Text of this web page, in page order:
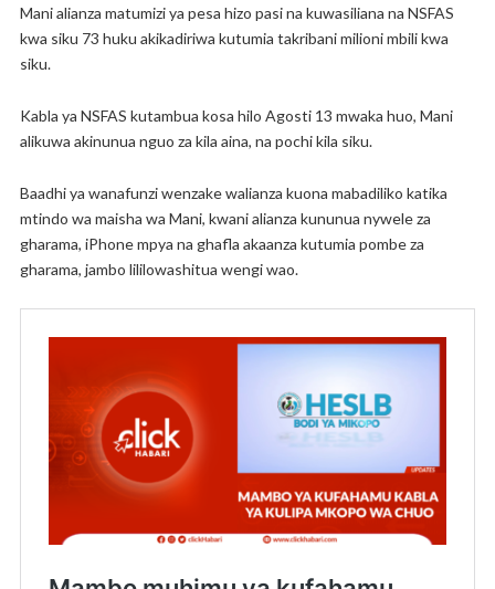
Mani alianza matumizi ya pesa hizo pasi na kuwasiliana na NSFAS
kwa siku 73 huku akikadiriwa kutumia takribani milioni mbili kwa
siku.
Kabla ya NSFAS kutambua kosa hilo Agosti 13 mwaka huo, Mani
alikuwa akinunua nguo za kila aina, na pochi kila siku.
Baadhi ya wanafunzi wenzake walianza kuona mabadiliko katika
mtindo wa maisha wa Mani, kwani alianza kununua nywele za
gharama, iPhone mpya na ghafla akaanza kutumia pombe za
gharama, jambo lililowashitua wengi wao.